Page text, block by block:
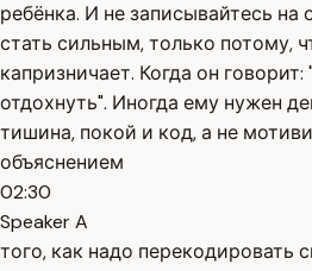
ребёнка. И не записывайтесь на
стать сильным, только потому,
капризничает. Когда он
отдохнуть". Иногда ему нужен
тишина, покой и код, а не
объяснением
02:30
Speaker A
того, как надо перекодировать